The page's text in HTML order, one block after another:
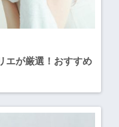
エが厳選！おすすめ